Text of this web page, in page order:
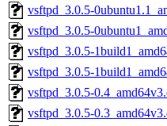
vsftpd_3.0.5-
vsftpd_3.0.5-
vsftpd_3.0.5-
vsftpd_3.0.5-
vsftpd_3.0.5-
vsftpd_3.0.5-